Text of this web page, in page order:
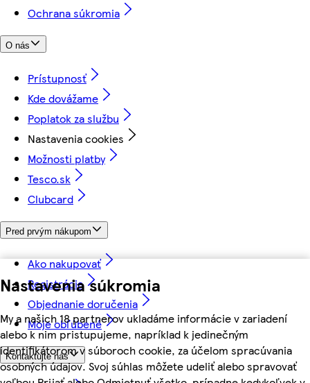
Nastavenia súkromia
My a našich 18 partnerov ukladáme informácie v zariadení
alebo k nim pristupujeme, napríklad k jedinečným
identifikátorom v súboroch cookie, za účelom spracúvania
osobných údajov. Svoj súhlas môžete udeliť alebo spravovať
Ochrana súkromia
O nás
Prístupnosť
Kde dovážame
Poplatok za službu
Nastavenia cookies
Možnosti platby
Tesco.sk
Clubcard
Pred prvým nákupom
Ako nakupovať
Registrácia
Objednanie doručenia
Moje obľúbené
Kontaktujte nás